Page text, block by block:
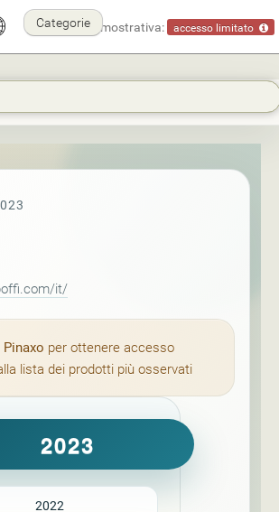
Modalità dimostrativa: accesso limitato
Categorie
it/
Pinaxo per ottenere accesso
lista dei prodotti più osservati
2023
2022